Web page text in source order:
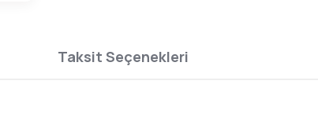
Taksit Seçenekleri